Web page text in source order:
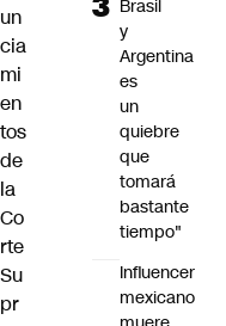
un
cia
mi
en
tos
de
la
Co
rte
Su
pr
Brasil
y
Argentina
es
un
quiebre
que
tomará
bastante
tiempo"
Influencer
mexicano